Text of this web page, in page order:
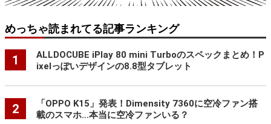
めっちゃ読まれてる記事ランキング
1
ALLDOCUBE iPlay 80 mini Turboのスペックまとめ！P
ixelっぽいデザインの8.8型タブレット
2
「OPPO K15」発表！Dimensity 7360に空冷ファン搭
載のスマホ…本当に空冷ファンいる？